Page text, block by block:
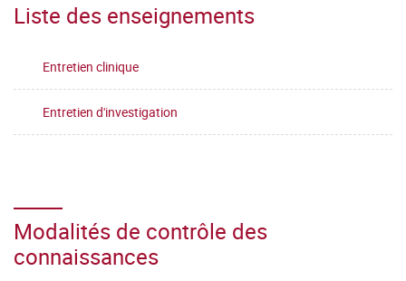
Liste des enseignements
Entretien clinique
Entretien d'investigation
Modalités de contrôle des
connaissances